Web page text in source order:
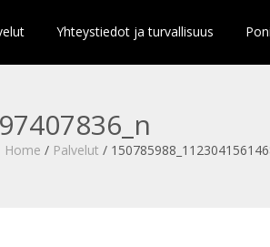
Yhteystiedot ja turvallisuus
Home / Palvelut /